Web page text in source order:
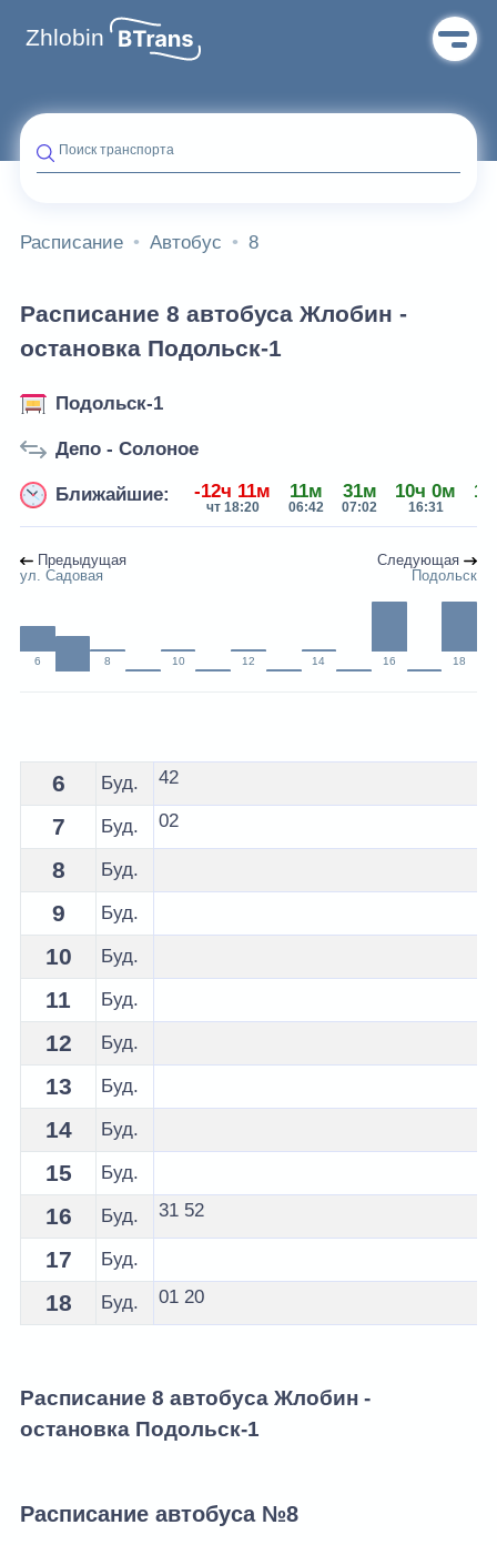
Zhlobin
Поиск транспорта
Расписание Автобус 8
Расписание 8 автобуса Жлобин -
остановка Подольск-1
Подольск-1
Депо - Солоное
Ближайшие: -12ч 11м
чт 18:20
11м
06:42
31м
07:02
10ч 0м
16:31
Предыдущая
ул. Садовая
Следующая
Подольск
6 8 10 12 14 16 18
Расписание 8 автобуса Жлобин - остановка
6 Буд. 42
7 Буд. 02
8 Буд.
9 Буд.
10 Буд.
11 Буд.
12 Буд.
13 Буд.
14 Буд.
15 Буд.
16 Буд. 31 52
17 Буд.
18 Буд. 01 20
Расписание 8 автобуса Жлобин -
остановка Подольск-1
Расписание автобуса №8